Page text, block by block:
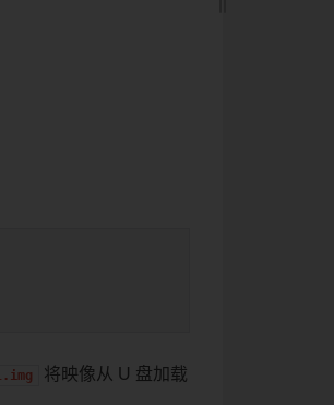
将映像从 U 盘加载